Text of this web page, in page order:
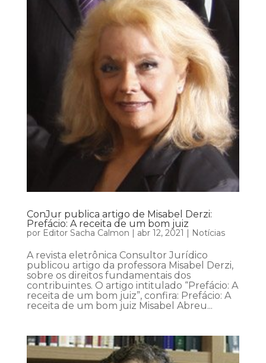
ConJur publica artigo de Misabel Derzi:
Prefácio: A receita de um bom juiz
por Editor Sacha Calmon | abr 12, 2021 | Notícias
A revista eletrônica Consultor Jurídico
publicou artigo da professora Misabel Derzi,
sobre os direitos fundamentais dos
contribuintes. O artigo intitulado “Prefácio: A
receita de um bom juiz”, confira: Prefácio: A
receita de um bom juiz Misabel Abreu...